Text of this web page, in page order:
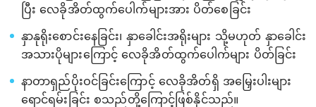
ပြီး လေခိုအိတ်ထွက်ပေါက်များအား ပိတ်စေခြင်း
နှာနုရိုးစောင်းနေခြင်း၊ နှာခေါင်းအရိုးများ သို့မဟုတ် နှာခေါင်း
အသားပိုများကြောင့် ‌လေခိုအိတ်ထွက်ပေါက်များ ပိတ်ခြင်း
နာတာရှည်ပိုးဝင်ခြင်းကြောင့် လေခိုအိတ်ရှိ အမြှေးပါးများ
ရောင်ရမ်းခြင်း စသည်တို့ကြောင့်ဖြစ်နိုင်သည်။